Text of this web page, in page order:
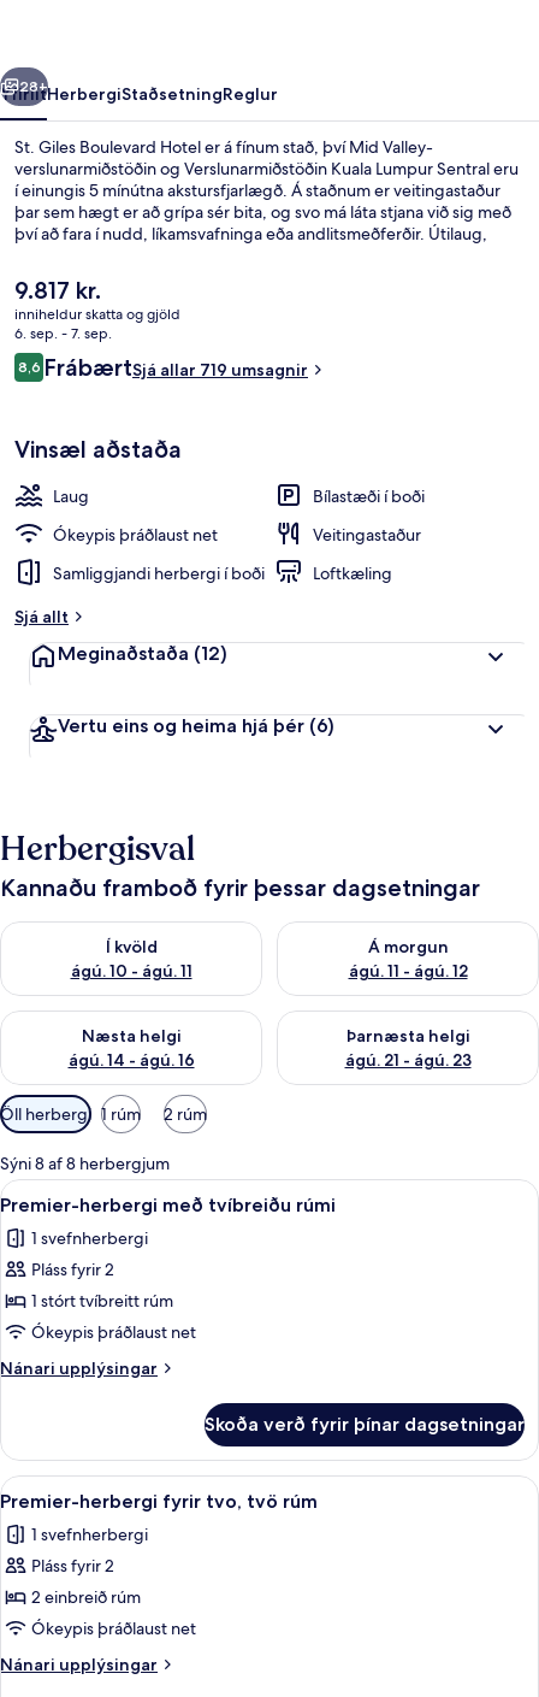
Næsta
28+
YfirlitHerbergiStaðsetningReglur
St. Giles Boulevard Hotel er á fínum stað, því Mid Valley-
verslunarmiðstöðin og Verslunarmiðstöðin Kuala Lumpur Sentral eru
í einungis 5 mínútna akstursfjarlægð. Á staðnum er veitingastaður
þar sem hægt er að grípa sér bita, og svo má láta stjana við sig með
því að fara í nudd, líkamsvafninga eða andlitsmeðferðir. Útilaug,
staðarins. Meðal þess sem ferðamenn sem hafa heimsótt staðinn eru
sérstaklega ánægðir með eru hjálpsamt starfsfólk og nálægð við
verslanir. Það er ekki langt að fara til að komast í
almenningssamgöngur: Bangsar lestarstöðin er í 14 mínútna
göngufjarlægð.
Núverandi
verð
er
9.817 kr.
9.817 kr.
inniheldur skatta og gjöld
6. sep. - 7. sep.
Umsagnir
8,68,6 af 10
FrábærtSjá allar 719 umsagnir
Vinsæl aðstaða
Laug
Bílastæði í boði
Ókeypis þráðlaust net
Veitingastaður
Samliggjandi herbergi í boði
Loftkæling
Sjá allt
Meginaðstaða (12)
Vertu eins og heima hjá þér (6)
Herbergisval
Kannaðu framboð fyrir þessar dagsetningar
Í kvöld
ágú. 10 - ágú. 11
Athuga framboð í kvöld ágú. 10 - ágú. 11
Á morgun
ágú. 11 - ágú. 12
Athuga framboð á morgun
Næsta helgi
ágú. 14 - ágú. 16
Athuga framboð næstu helgi ágú. 14 - ágú. 16
Þarnæsta helgi
ágú. 21 - ágú. 23
Athuga framboð þarnæstu
Síur
í
boði
fyrir
herbergi
Öll herbergi 1 rúm 2 rúm
Sýni 8 af 8 herbergjum
Skoða
allar
myndir
fyrir
Premier-
herbergi
með
tvíbreiðu
Rúmföt af bestu gerð, dúnsængur,
4
Premier-herbergi með tvíbreiðu rúmi
1 svefnherbergi
Pláss fyrir 2
1 stórt tvíbreitt rúm
Ókeypis þráðlaust net
Nánari upplýsingar
Nánari
herbergi
með
tvíbreiðu
Skoða verð fyrir þínar dagsetningar
Skoða
allar
myndir
fyrir
Premier-
herbergi
fyrir
tvo,
Rúmföt af bestu gerð, dúnsængur,
3
Premier-herbergi fyrir tvo, tvö rúm
1 svefnherbergi
Pláss fyrir 2
2 einbreið rúm
Ókeypis þráðlaust net
Nánari upplýsingar
Nánari